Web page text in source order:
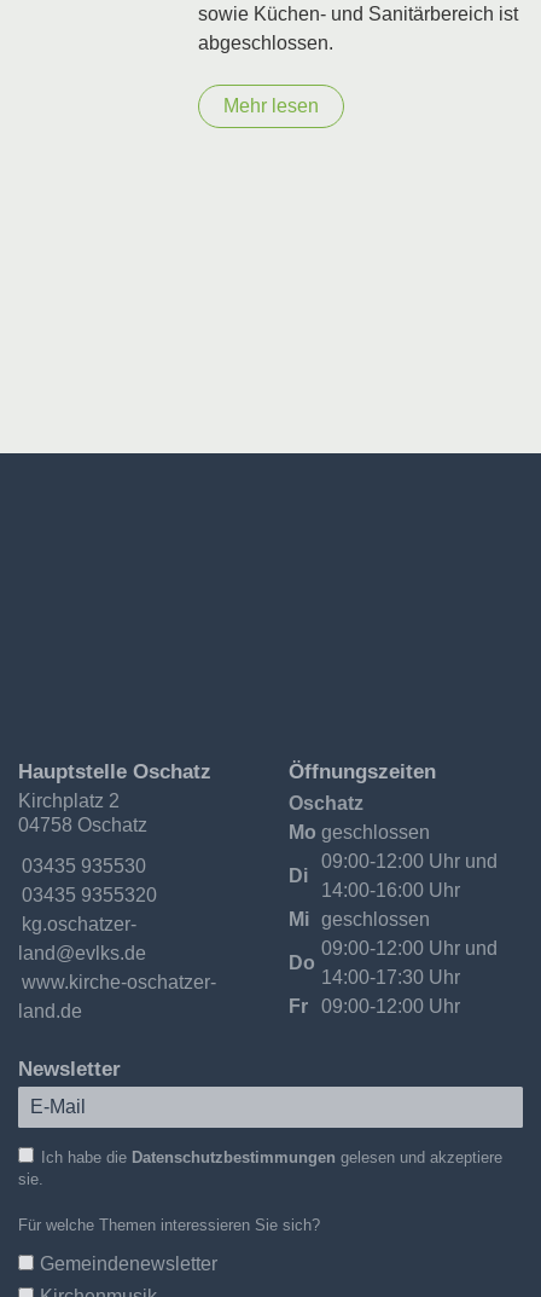
sowie Küchen- und Sanitärbereich ist
abgeschlossen.
Mehr lesen
Ev.-
Luth.
Kirchgemeinde
Oschatzer
Hauptstelle Oschatz
Kirchplatz 2
04758 Oschatz
Telefon:
03435 935530
Fax:
03435 9355320
Email:
Internet:
www.kirche-oschatzer-
land.de
Öffnungszeiten
Oschatz
Mo geschlossen
Di
09:00-12:00 Uhr und
14:00-16:00 Uhr
Mi geschlossen
Do
09:00-12:00 Uhr und
14:00-17:30 Uhr
Fr
09:00-12:00 Uhr
Newsletter
Ich habe die Datenschutzbestimmungen gelesen und akzeptiere
sie.
Für welche Themen interessieren Sie sich?
Gemeindenewsletter